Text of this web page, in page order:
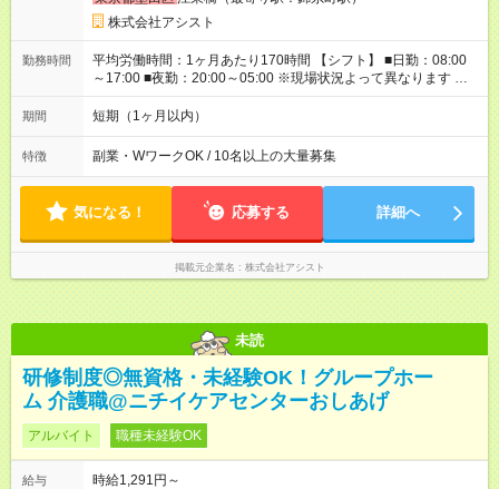
は満額支給！ ■資格手当あり ┗施設警備2級など 【試用期間】
試用期間なし
株式会社アシスト
勤務時間
平均労働時間：1ヶ月あたり170時間 【シフト】 ■日勤：08:00
～17:00 ■夜勤：20:00～05:00 ※現場状況よって異なります ※早
く終われば1現場4～8時間勤務もあり ☆週3～勤務OK！ ☆現場
が早く終わっても日給全額保証！ ☆ご希望の方は「日勤＋夜
日勤：08:00～17:00 ■夜勤：20:00～05:00 ※現場状況よって異
なります ※早く終われば1現場4～8時間勤務もあり ☆週3～勤務
OK！ ☆現場が早く終わっても日給全額保証！ ☆ご希望の方は
「日勤＋夜勤」も可能！
期間 短期（1ヶ月以内）
特徴 副業・WワークOK / 10名以上の大量募集
気になる！ 応募する 詳細へ
掲載元企業名 株式会社アシスト
未読
研修制度◎無資格・未経験OK！グループホー
ム 介護職@ニチイケアセンターおしあげ
アルバイト 職種未経験OK
給与
時給1,291円～